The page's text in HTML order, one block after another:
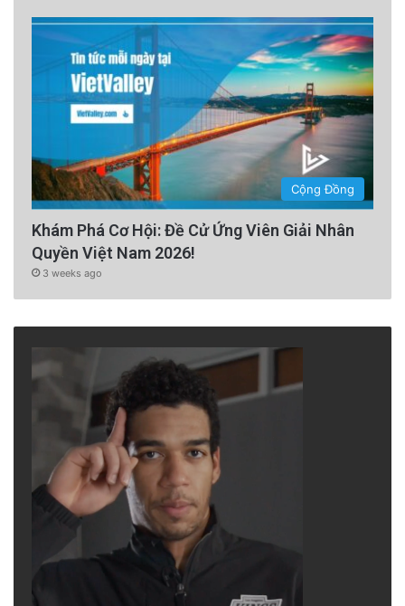
Cộng Đồng
Khám Phá Cơ Hội: Đề Cử Ứng Viên Giải Nhân
Quyền Việt Nam 2026!
3 weeks ago